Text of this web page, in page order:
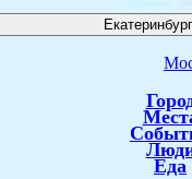
Екатеринбург
Еда